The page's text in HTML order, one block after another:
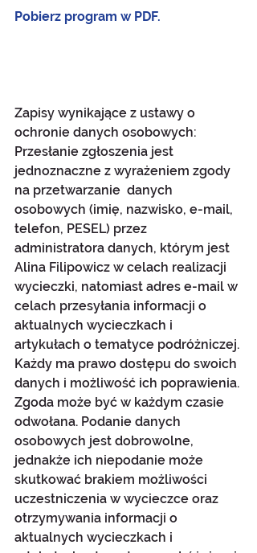
Pobierz program w PDF.
Zapisy wynikające z ustawy o
ochronie danych osobowych:
Przesłanie zgłoszenia jest
jednoznaczne z wyrażeniem zgody
na przetwarzanie  danych
osobowych (imię, nazwisko, e-mail,
telefon, PESEL) przez
administratora danych, którym jest
Alina Filipowicz w celach realizacji
wycieczki, natomiast adres e-mail w
celach przesyłania informacji o
aktualnych wycieczkach i
artykułach o tematyce podróżniczej.
Każdy ma prawo dostępu do swoich
danych i możliwość ich poprawienia.
Zgoda może być w każdym czasie
odwołana. Podanie danych
osobowych jest dobrowolne,
jednakże ich niepodanie może
skutkować brakiem możliwości
uczestniczenia w wycieczce oraz
otrzymywania informacji o
aktualnych wycieczkach i